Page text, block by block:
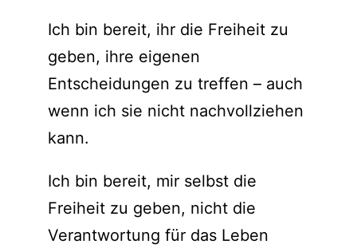
Ich bin bereit, ihr die Freiheit zu
geben, ihre eigenen
Entscheidungen zu treffen – auch
wenn ich sie nicht nachvollziehen
kann.
Ich bin bereit, mir selbst die
Freiheit zu geben, nicht die
Verantwortung für das Leben